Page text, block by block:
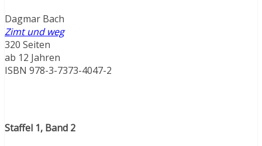
Dagmar Bach
Zimt und weg
320 Seiten
ab 12 Jahren
ISBN 978-3-7373-4047-2
Staffel 1, Band 2